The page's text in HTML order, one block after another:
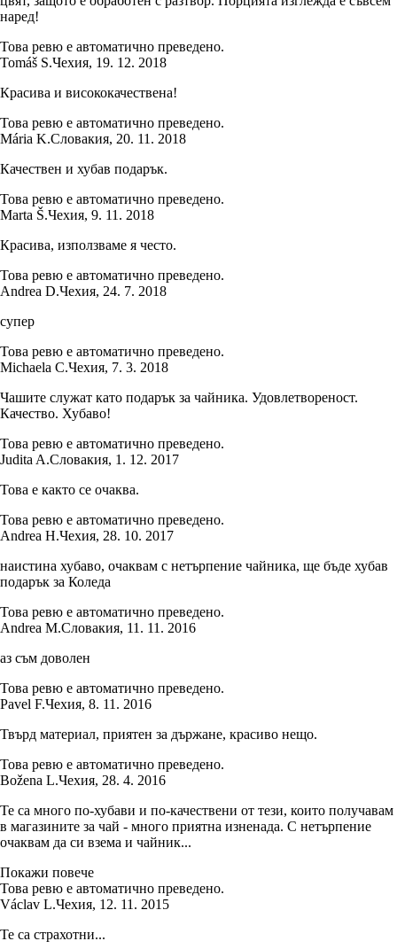
наред!
Това ревю е автоматично преведено.
Tomáš S.Чехия, 19. 12. 2018
Красива и висококачествена!
Това ревю е автоматично преведено.
Mária K.Словакия, 20. 11. 2018
Качествен и хубав подарък.
Това ревю е автоматично преведено.
Marta Š.Чехия, 9. 11. 2018
Красива, използваме я често.
Това ревю е автоматично преведено.
Andrea D.Чехия, 24. 7. 2018
супер
Това ревю е автоматично преведено.
Michaela C.Чехия, 7. 3. 2018
Чашите служат като подарък за чайника. Удовлетвореност.
Качество. Хубаво!
Това ревю е автоматично преведено.
Judita A.Словакия, 1. 12. 2017
Това е както се очаква.
Това ревю е автоматично преведено.
Andrea H.Чехия, 28. 10. 2017
наистина хубаво, очаквам с нетърпение чайника, ще бъде хубав
подарък за Коледа
Това ревю е автоматично преведено.
Andrea M.Словакия, 11. 11. 2016
аз съм доволен
Това ревю е автоматично преведено.
Pavel F.Чехия, 8. 11. 2016
Твърд материал, приятен за държане, красиво нещо.
Това ревю е автоматично преведено.
Božena L.Чехия, 28. 4. 2016
Те са много по-хубави и по-качествени от тези, които получавам
в магазините за чай - много приятна изненада. С нетърпение
очаквам да си взема и чайник...
Покажи повече
Това ревю е автоматично преведено.
Václav L.Чехия, 12. 11. 2015
Те са страхотни...